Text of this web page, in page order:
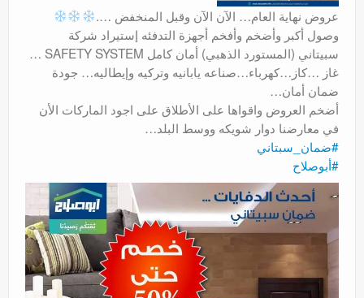
عروض نهاية العام… الآن الآن وقبل المنخفض ….
وصول أكبر وأضخم وأفخم أجهزة التدفئه إستيراد شركة
سبيتاني (المستورد الذهبي) أمان كامل SAFETY SYSTEM …
غاز …كاز…كهرباء…صناعه يابانيه وتركيه وإيطاليه… جودة
ضمان أمان…
أضخم العروض واقواها على الأطلاق على اجود الماركات الأن
في معارضنا دوار شويكه ووسط البلد…
‫#‏ضمان_سبتاني‬
‫#‏أبوصلاح‬